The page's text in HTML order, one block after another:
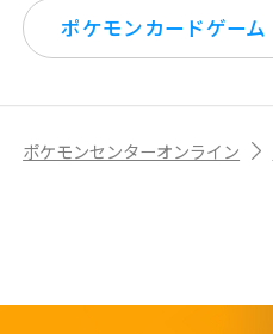
ポケモンカードゲーム
ポケモンセンターオンライン